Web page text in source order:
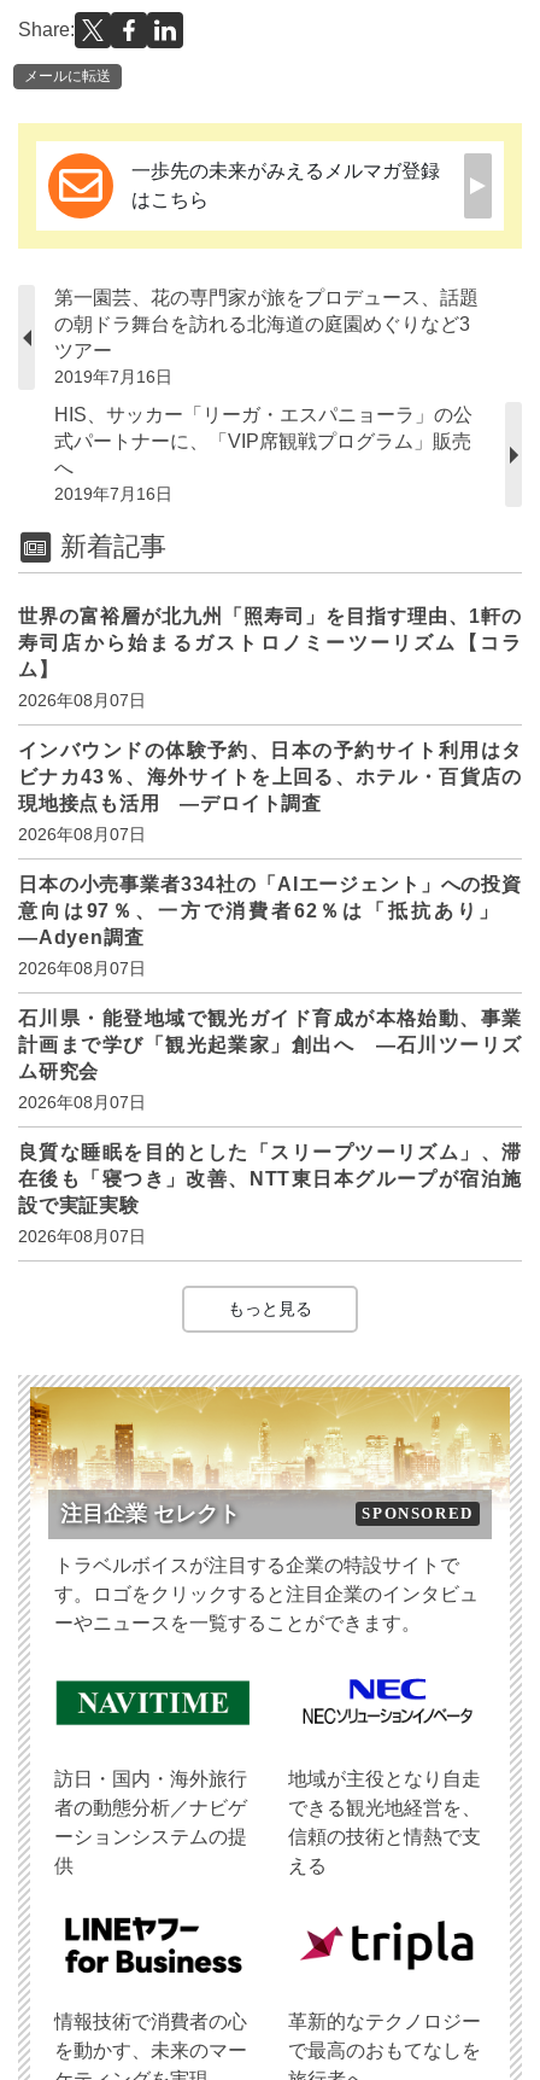
Share:
メールに転送
一歩先の未来がみえるメルマガ登録
はこちら
第一園芸、花の専門家が旅をプロデュース、話題
の朝ドラ舞台を訪れる北海道の庭園めぐりなど3
ツアー
2019年7月16日
HIS、サッカー「リーガ・エスパニョーラ」の公
式パートナーに、「VIP席観戦プログラム」販売
へ
2019年7月16日
新着記事
世界の富裕層が北九州「照寿司」を目指す理由、1軒の
寿司店から始まるガストロノミーツーリズム【コラ
ム】
2026年08月07日
インバウンドの体験予約、日本の予約サイト利用はタ
ビナカ43％、海外サイトを上回る、ホテル・百貨店の
現地接点も活用 ―デロイト調査
2026年08月07日
日本の小売事業者334社の「AIエージェント」への投資
意向は97％、一方で消費者62％は「抵抗あり」
―Adyen調査
2026年08月07日
石川県・能登地域で観光ガイド育成が本格始動、事業
計画まで学び「観光起業家」創出へ ―石川ツーリズ
ム研究会
2026年08月07日
良質な睡眠を目的とした「スリープツーリズム」、滞
在後も「寝つき」改善、NTT東日本グループが宿泊施
設で実証実験
2026年08月07日
もっと見る
注目企業 セレクト SPONSORED
トラベルボイスが注目する企業の特設サイトで
す。ロゴをクリックすると注目企業のインタビュ
ーやニュースを一覧することができます。
訪日・国内・海外旅行
者の動態分析／ナビゲ
ーションシステムの提
供
地域が主役となり自走
できる観光地経営を、
信頼の技術と情熱で支
える
情報技術で消費者の心
を動かす、未来のマー
革新的なテクノロジー
で最高のおもてなしを